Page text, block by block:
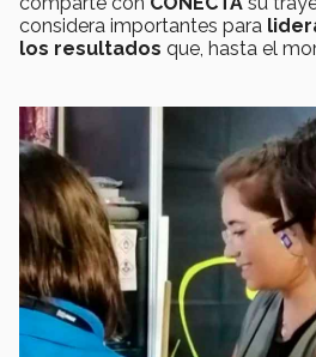
considera importantes para
los resultados que, hasta el